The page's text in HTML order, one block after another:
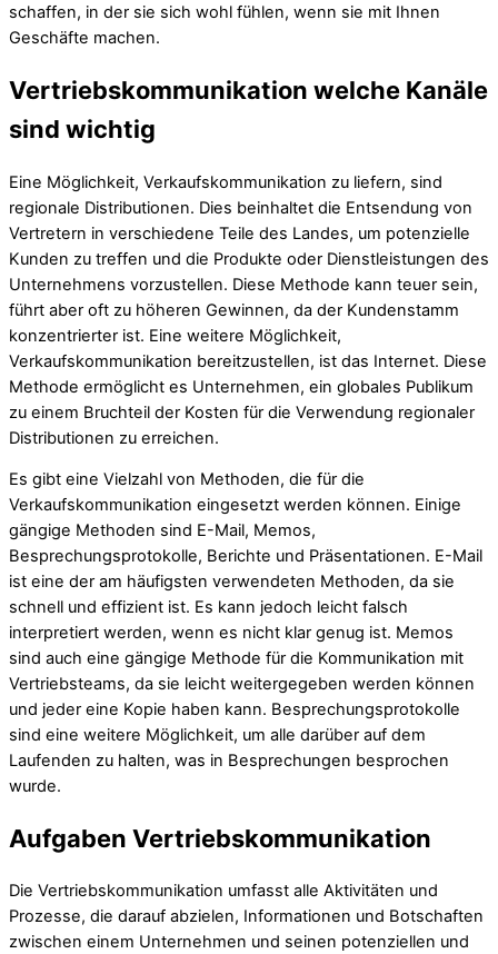
schaffen, in der sie sich wohl fühlen, wenn sie mit Ihnen
Geschäfte machen.
Vertriebskommunikation welche Kanäle
sind wichtig
Eine Möglichkeit, Verkaufskommunikation zu liefern, sind
regionale Distributionen. Dies beinhaltet die Entsendung von
Vertretern in verschiedene Teile des Landes, um potenzielle
Kunden zu treffen und die Produkte oder Dienstleistungen des
Unternehmens vorzustellen. Diese Methode kann teuer sein,
führt aber oft zu höheren Gewinnen, da der Kundenstamm
konzentrierter ist. Eine weitere Möglichkeit,
Verkaufskommunikation bereitzustellen, ist das Internet. Diese
Methode ermöglicht es Unternehmen, ein globales Publikum
zu einem Bruchteil der Kosten für die Verwendung regionaler
Distributionen zu erreichen.
Es gibt eine Vielzahl von Methoden, die für die
Verkaufskommunikation eingesetzt werden können. Einige
gängige Methoden sind E-Mail, Memos,
Besprechungsprotokolle, Berichte und Präsentationen. E-Mail
ist eine der am häufigsten verwendeten Methoden, da sie
schnell und effizient ist. Es kann jedoch leicht falsch
interpretiert werden, wenn es nicht klar genug ist. Memos
sind auch eine gängige Methode für die Kommunikation mit
Vertriebsteams, da sie leicht weitergegeben werden können
und jeder eine Kopie haben kann. Besprechungsprotokolle
sind eine weitere Möglichkeit, um alle darüber auf dem
Laufenden zu halten, was in Besprechungen besprochen
wurde.
Aufgaben Vertriebskommunikation
Die Vertriebskommunikation umfasst alle Aktivitäten und
Prozesse, die darauf abzielen, Informationen und Botschaften
zwischen einem Unternehmen und seinen potenziellen und